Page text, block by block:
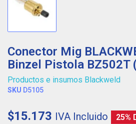
Conector Mig
Binzel Pistola BZ502T
Productos e insumos Blackweld
SKU D5105
$15.173 IVA Incluido 25%